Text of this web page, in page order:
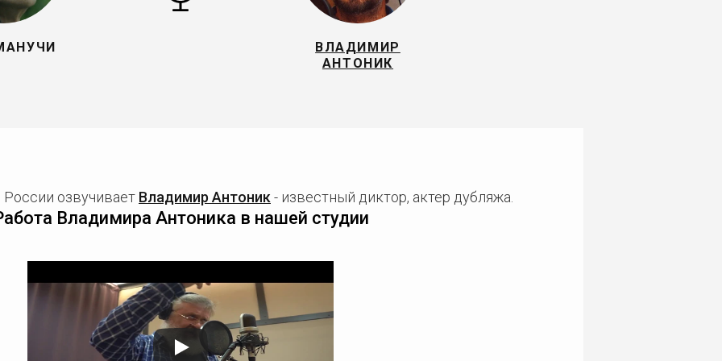
ВЛАДИМИР
АНТОНИК
озвучивает Владимир Антоник - известный диктор, актер дубляжа.
Владимира Антоника в нашей студии